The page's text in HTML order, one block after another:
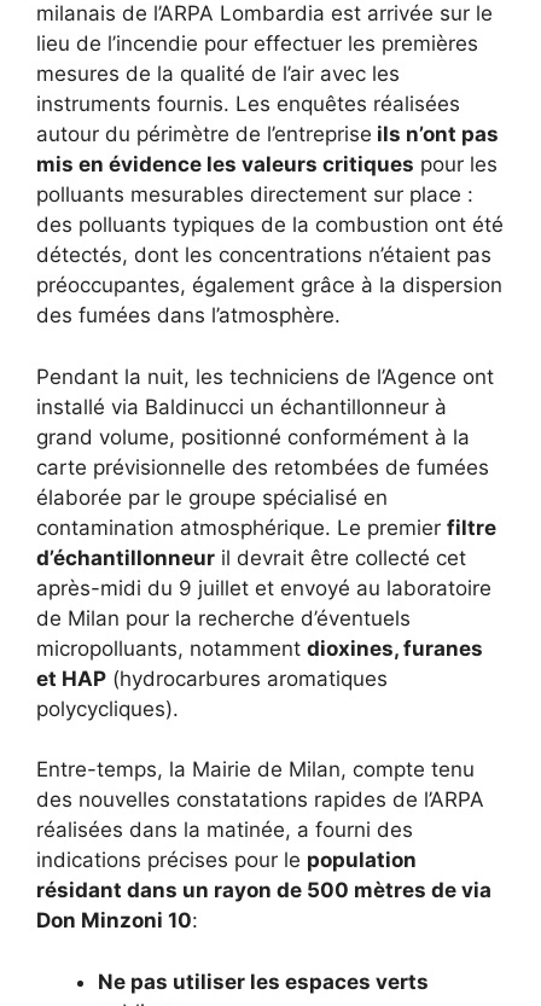
milanais de l’ARPA Lombardia est arrivée sur le
lieu de l’incendie pour effectuer les premières
mesures de la qualité de l’air avec les
instruments fournis. Les enquêtes réalisées
autour du périmètre de l’entreprise ils n’ont pas
mis en évidence les valeurs critiques pour les
polluants mesurables directement sur place :
des polluants typiques de la combustion ont été
détectés, dont les concentrations n’étaient pas
préoccupantes, également grâce à la dispersion
des fumées dans l’atmosphère.
Pendant la nuit, les techniciens de l’Agence ont
installé via Baldinucci un échantillonneur à
grand volume, positionné conformément à la
carte prévisionnelle des retombées de fumées
élaborée par le groupe spécialisé en
contamination atmosphérique. Le premier filtre
d’échantillonneur il devrait être collecté cet
après-midi du 9 juillet et envoyé au laboratoire
de Milan pour la recherche d’éventuels
micropolluants, notamment dioxines, furanes
et HAP (hydrocarbures aromatiques
polycycliques).
Entre-temps, la Mairie de Milan, compte tenu
des nouvelles constatations rapides de l’ARPA
réalisées dans la matinée, a fourni des
indications précises pour le population
résidant dans un rayon de 500 mètres de via
Don Minzoni 10:
Ne pas utiliser les espaces verts